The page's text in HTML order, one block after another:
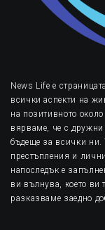
News Life е
всички аспекти на
на позитивното
вярваме, че с
бъдеще за всички ни.
престъпления и
напоследък е
ви вълнува, което ви
разказваме заедно